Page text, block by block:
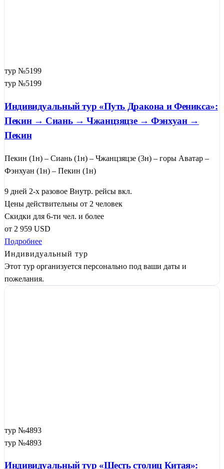
тур №5199
тур №5199
Индивидуальный тур «Путь Дракона и Феникса»:
Пекин → Сиань → Чжанцзяцзе → Фэнхуан →
Пекин
Пекин (1н) – Сиань (1н) – Чжанцзяцзе (3н) – горы Аватар –
Фэнхуан (1н) – Пекин (1н)
9 дней 2-х разовое Внутр. рейсы вкл.
Цены действительны от 2 человек
Скидки для 6-ти чел. и более
от 2 959 USD
Подробнее
Индивидуальный тур
Этот тур организуется персонально под ваши даты и
пожелания.
тур №4893
тур №4893
Индивидуальный тур «Шесть столиц Китая»: